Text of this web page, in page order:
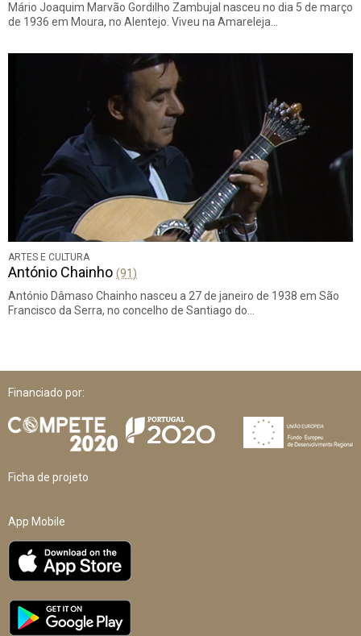
Mário Joaquim Marvão Gordilho Zambujal nasceu no dia 5 de março
de 1936 em Moura, no Alentejo. Viveu na Amareleja…
ARTES E CULTURA
António Chainho (91)
António Dâmaso Chainho nasceu a 27 de janeiro de 1938 em São
Francisco da Serra, no concelho de Santiago do…
Financiado por:
Ficha de projeto
App Mobile